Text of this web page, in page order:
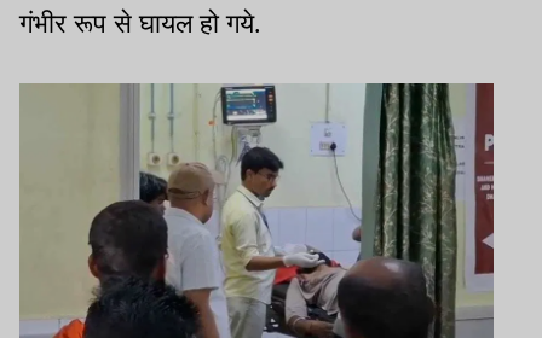
गंभीर रूप से घायल हो गये.